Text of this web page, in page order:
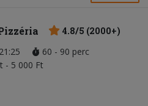
4.8/5 (2000+)
60 - 90 perc
- 5 000 Ft